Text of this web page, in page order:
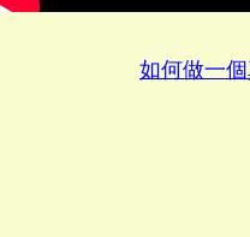
如何做一